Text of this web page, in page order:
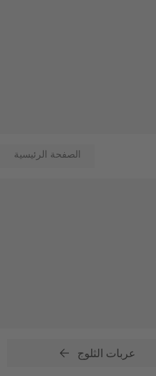
الصفحة الرئيسية
عربات الثلوج